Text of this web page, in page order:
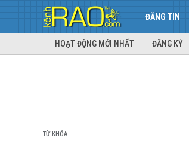
ĐĂNG TIN
HOẠT ĐỘNG MỚI NHẤT ĐĂNG KÝ
TỪ KHÓA